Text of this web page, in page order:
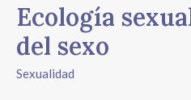
Ecología
del sexo
Sexualidad